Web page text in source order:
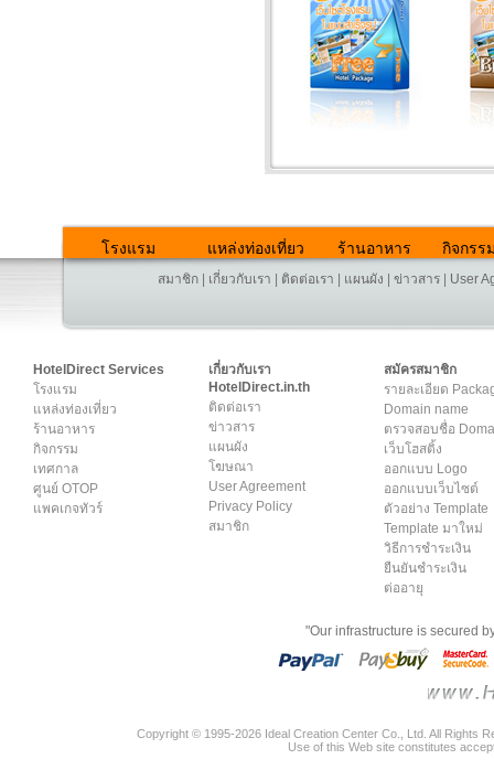
โรงแรม แหล่งท่องเที่ยว ร้านอาหาร กิจกรร
สมาชิก เกี่ยวกับเรา ติดต่อเรา แผนผัง ข่าวสาร User
HotelDirect Services
โรงแรม
แหล่งท่องเที่ยว
ร้านอาหาร
กิจกรรม
เทศกาล
ศูนย์ OTOP
แพคเกจทัวร์
เกี่ยวกับเรา
HotelDirect.in.th
ติดต่อเรา
ข่าวสาร
แผนผัง
โฆษณา
User Agreement
Privacy Policy
สมาชิก
สมัครสมาชิก
รายละเอียด
Domain name
ตรวจสอบชื่อ
เว็บโฮสติ้ง
ออกแบบ Logo
ออกแบบเว็บไซต์
ตัวอย่าง Template
Template มาใหม่
วิธีการชำระเงิน
ยืนยันชำระเงิน
ต่ออายุ
"Our infrastructure is secured
Copyright © 1995-2026 Ideal Creation Center Co., Ltd. All Rights
Use of this Web site constitutes